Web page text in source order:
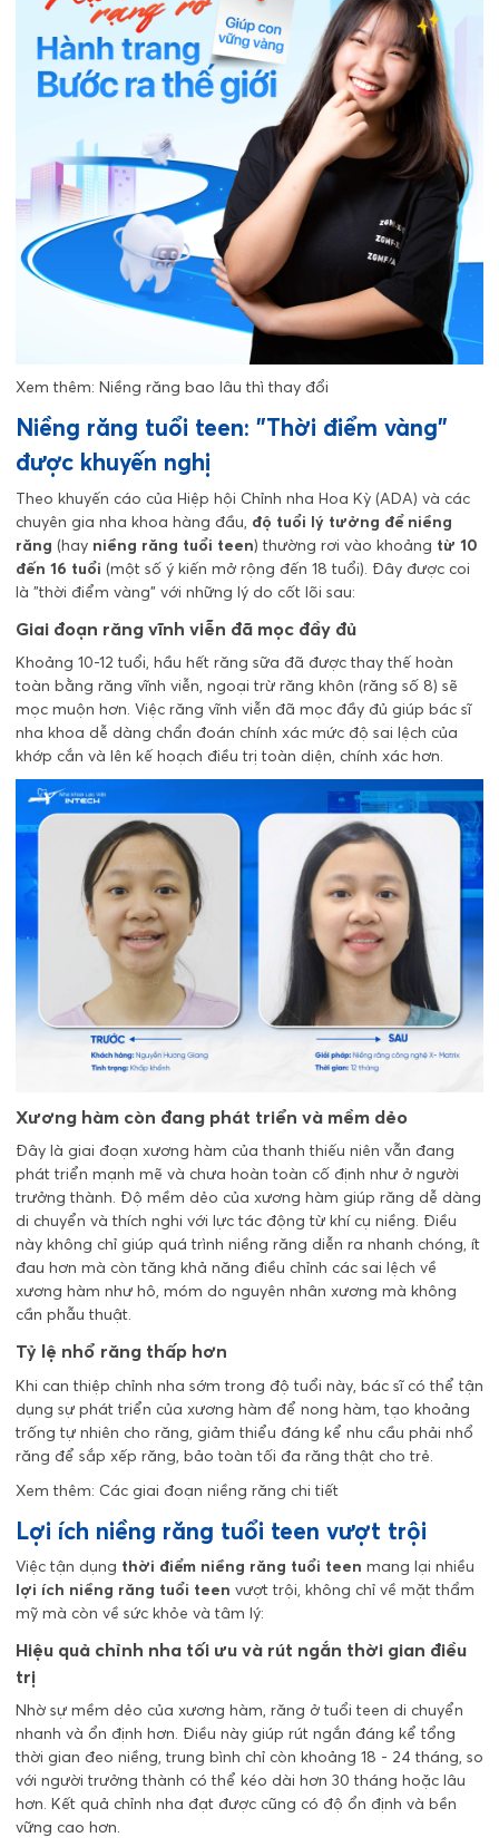
Xem thêm: Niềng răng bao lâu thì thay đổi
Niềng răng tuổi teen: "Thời điểm vàng"
được khuyến nghị
Theo khuyến cáo của Hiệp hội Chỉnh nha Hoa Kỳ (ADA) và các
chuyên gia nha khoa hàng đầu, độ tuổi lý tưởng để niềng
răng (hay niềng răng tuổi teen) thường rơi vào khoảng từ 10
đến 16 tuổi (một số ý kiến mở rộng đến 18 tuổi). Đây được coi
là "thời điểm vàng" với những lý do cốt lõi sau:
Giai đoạn răng vĩnh viễn đã mọc đầy đủ
Khoảng 10-12 tuổi, hầu hết răng sữa đã được thay thế hoàn
toàn bằng răng vĩnh viễn, ngoại trừ răng khôn (răng số 8) sẽ
mọc muộn hơn. Việc răng vĩnh viễn đã mọc đầy đủ giúp bác sĩ
nha khoa dễ dàng chẩn đoán chính xác mức độ sai lệch của
khớp cắn và lên kế hoạch điều trị toàn diện, chính xác hơn.
Xương hàm còn đang phát triển và mềm dẻo
Đây là giai đoạn xương hàm của thanh thiếu niên vẫn đang
phát triển mạnh mẽ và chưa hoàn toàn cố định như ở người
trưởng thành. Độ mềm dẻo của xương hàm giúp răng dễ dàng
di chuyển và thích nghi với lực tác động từ khí cụ niềng. Điều
này không chỉ giúp quá trình niềng răng diễn ra nhanh chóng, ít
đau hơn mà còn tăng khả năng điều chỉnh các sai lệch về
xương hàm như hô, móm do nguyên nhân xương mà không
cần phẫu thuật.
Tỷ lệ nhổ răng thấp hơn
Khi can thiệp chỉnh nha sớm trong độ tuổi này, bác sĩ có thể tận
dụng sự phát triển của xương hàm để nong hàm, tạo khoảng
trống tự nhiên cho răng, giảm thiểu đáng kể nhu cầu phải nhổ
răng để sắp xếp răng, bảo toàn tối đa răng thật cho trẻ.
Xem thêm: Các giai đoạn niềng răng chi tiết
Lợi ích niềng răng tuổi teen vượt trội
Việc tận dụng thời điểm niềng răng tuổi teen mang lại nhiều
lợi ích niềng răng tuổi teen vượt trội, không chỉ về mặt thẩm
mỹ mà còn về sức khỏe và tâm lý:
Hiệu quả chỉnh nha tối ưu và rút ngắn thời gian điều
trị
Nhờ sự mềm dẻo của xương hàm, răng ở tuổi teen di chuyển
nhanh và ổn định hơn. Điều này giúp rút ngắn đáng kể tổng
thời gian đeo niềng, trung bình chỉ còn khoảng 18 - 24 tháng, so
với người trưởng thành có thể kéo dài hơn 30 tháng hoặc lâu
hơn. Kết quả chỉnh nha đạt được cũng có độ ổn định và bền
vững cao hơn.